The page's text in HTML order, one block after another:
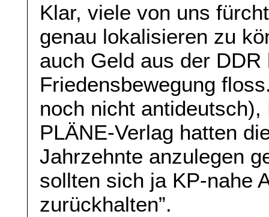
Klar, viele von uns
genau lokalisieren zu
auch Geld aus der
Friedensbewegung
noch nicht
PLÄNE-Verlag hatten
Jahrzehnte anzulegen
sollten sich ja KP-nahe
zurückhalten”.